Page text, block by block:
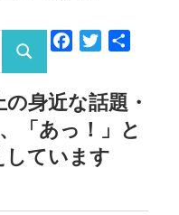
検
索
FacebookTwitter
身近な話題・
「あっ！」と
ています